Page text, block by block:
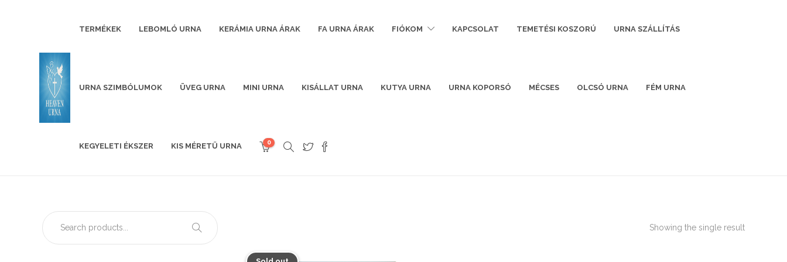
TERMÉKEK LEBOMLÓ URNA KERÁMIA URNA ÁRAK FA URNA ÁRAK FIÓKOM KAPCSOLAT TEMETÉSI KOSZORÚ URNA SZÁLLÍTÁS
URNA SZIMBÓLUMOK ÜVEG URNA MINI URNA KISÁLLAT URNA KUTYA URNA URNA KOPORSÓ MÉCSES OLCSÓ URNA FÉM URNA
KEGYELETI ÉKSZER KIS MÉRETŰ URNA 0
Showing the single result